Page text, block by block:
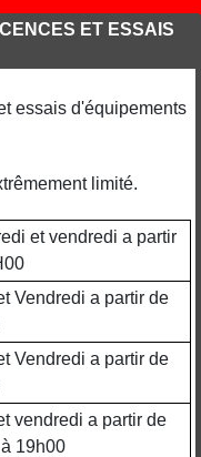
ET ESSAIS
essais d'équipements
limité.
et vendredi a partir
Vendredi a partir de
Vendredi a partir de
vendredi a partir de
19h00